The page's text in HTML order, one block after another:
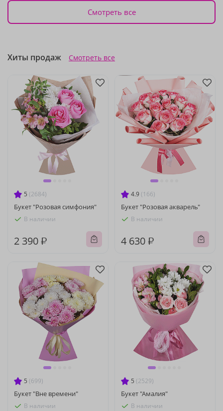
Смотреть все
Хиты продаж Смотреть все
5 (2684)
Букет "Розовая симфония"
В наличии
2 390 ₽
4.9 (166)
Букет "Розовая акварель"
В наличии
4 630 ₽
5 (699)
Букет "Вне времени"
В наличии
5 (2529)
Букет "Амалия"
В наличии